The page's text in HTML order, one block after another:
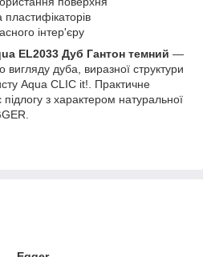
інтер'єру
EL2033 Дуб Гантон темний —
дуба, виразної структури
Aqua CLIC it!. Практичне
з характером натуральної